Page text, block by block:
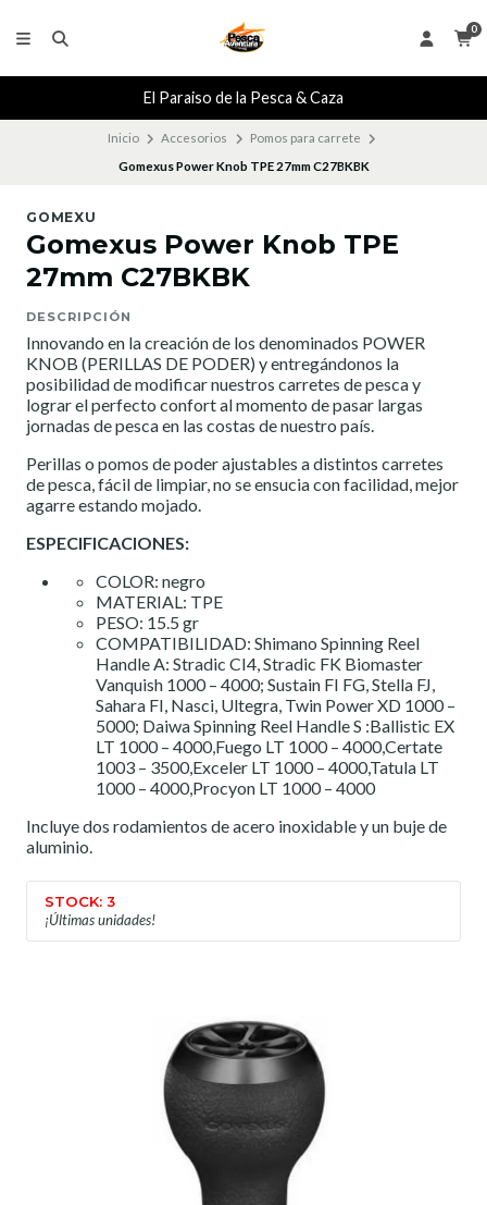
0
El Paraiso de la Pesca & Caza
Inicio Accesorios
Pomos para carrete
Gomexus Power Knob TPE 27mm C27BKBK
GOMEXU
Gomexus Power Knob TPE
27mm C27BKBK
DESCRIPCIÓN
Innovando en la creación de los denominados POWER
KNOB (PERILLAS DE PODER) y entregándonos la
posibilidad de modificar nuestros carretes de pesca y
lograr el perfecto confort al momento de pasar largas
jornadas de pesca en las costas de nuestro país.
Perillas o pomos de poder ajustables a distintos carretes
de pesca, fácil de limpiar, no se ensucia con facilidad, mejor
agarre estando mojado.
ESPECIFICACIONES:
COLOR: negro
MATERIAL: TPE
PESO: 15.5 gr
COMPATIBILIDAD: Shimano Spinning Reel
Handle A: Stradic CI4, Stradic FK Biomaster
Vanquish 1000 – 4000; Sustain FI FG, Stella FJ,
Sahara FI, Nasci, Ultegra, Twin Power XD 1000 –
5000; Daiwa Spinning Reel Handle S :Ballistic EX
LT 1000 – 4000,Fuego LT 1000 – 4000,Certate
1003 – 3500,Exceler LT 1000 – 4000,Tatula LT
1000 – 4000,Procyon LT 1000 – 4000
Incluye dos rodamientos de acero inoxidable y un buje de
aluminio.
STOCK: 3
¡Últimas unidades!